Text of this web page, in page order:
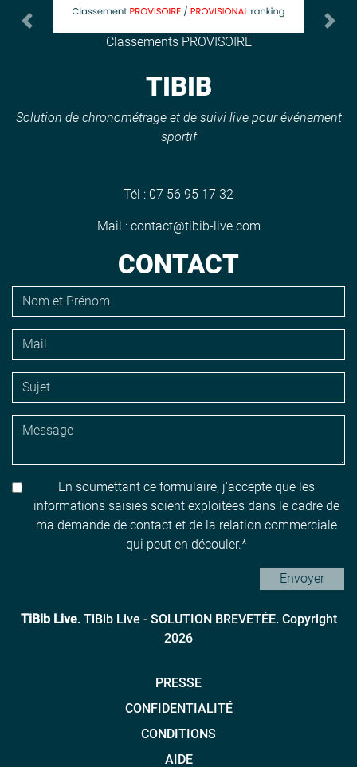
Tibib - Donnez du LIVE
Previous Next
TIBIB
Solution de chronométrage et de suivi live pour événement
sportif
Tél : 07 56 95 17 32
Mail : contact@tibib-live.com
CONTACT
En soumettant ce formulaire, j'accepte que les
informations saisies soient exploitées dans le cadre de
ma demande de contact et de la relation commerciale
qui peut en découler.
Envoyer
TiBib Live. TiBib Live - SOLUTION BREVETÉE. Copyright
2026
PRESSE
CONFIDENTIALITÉ
CONDITIONS
AIDE